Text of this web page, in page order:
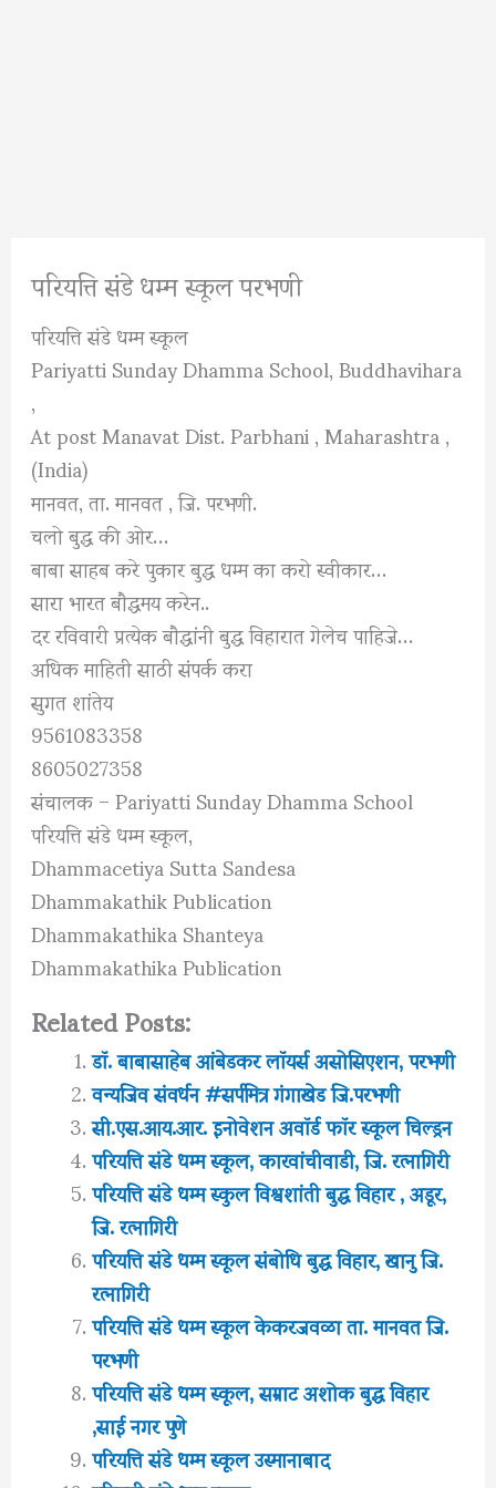
परियत्ति संडे धम्म स्कूल परभणी
परियत्ति संडे धम्म स्कूल
Pariyatti Sunday Dhamma School, Buddhavihara
,
At post Manavat Dist. Parbhani , Maharashtra ,
(India)
मानवत, ता. मानवत , जि. परभणी.
चलो बुद्ध की ओर…
बाबा साहब करे पुकार बुद्ध धम्म का करो स्वीकार…
सारा भारत बौद्धमय करेन..
दर रविवारी प्रत्येक बौद्धांनी बुद्ध विहारात गेलेच पाहिजे…
अधिक माहिती साठी संपर्क करा
सुगत शांतेय
9561083358
8605027358
संचालक –Pariyatti Sunday Dhamma School
परियत्ति संडे धम्म स्कूल,
Dhammacetiya Sutta Sandesa
Dhammakathik Publication
Dhammakathika Shanteya
Dhammakathika Publication
Related Posts:
डॉ. बाबासाहेब आंबेडकर लॉयर्स असोसिएशन, परभणी
वन्यजिव संवर्धन #सर्पमित्र गंगाखेड जि.परभणी
सी.एस.आय.आर. इनोवेशन अवॉर्ड फॉर स्कूल चिल्ड्रन
परियत्ति संडे धम्म स्कूल, कारवांचीवाडी, जि. रत्नागिरी
परियत्ति संडे धम्म स्कुल विश्वशांती बुद्ध विहार , अडूर,
जि. रत्नागिरी
परियत्ति संडे धम्म स्कूल संबोधि बुद्ध विहार, खानु जि.
रत्नागिरी
परियत्ति संडे धम्म स्कूल केकरजवळा ता. मानवत जि.
परभणी
परियत्ति संडे धम्म स्कूल, सम्राट अशोक बुद्ध विहार
,साई नगर पुणे
परियत्ति संडे धम्म स्कूल उस्मानाबाद